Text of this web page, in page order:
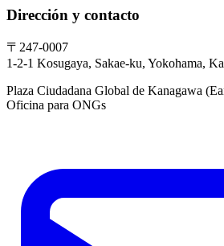
Dirección y contacto
〒247-0007
1-2-1 Kosugaya, Sakae-ku, Yokohama,
Plaza Ciudadana Global de Kanagawa
Oficina para ONGs